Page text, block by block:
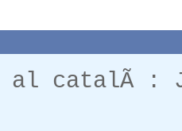
al catalÃ :